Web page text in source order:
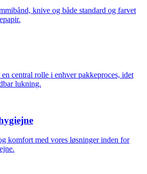
knive og både standard og farvet
central rolle i enhver pakkeproces, idet
lukning.
komfort med vores løsninger inden for